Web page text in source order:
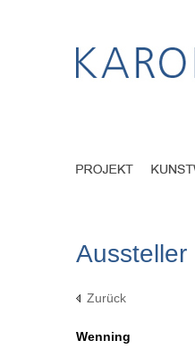
Aussteller
Zurück
Wenning